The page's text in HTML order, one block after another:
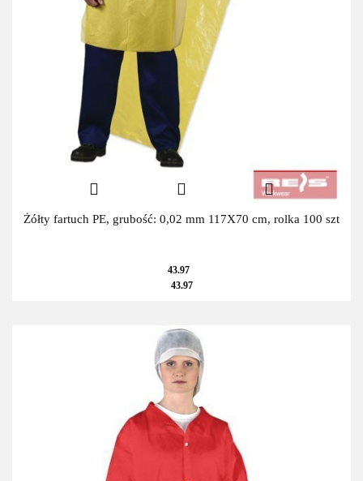
Żółty fartuch PE, grubość: 0,02 mm 117X70 cm, rolka 100 szt
43.97
43.97